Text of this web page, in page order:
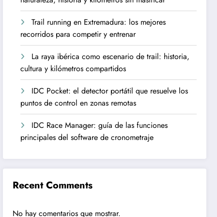
Trail running en Extremadura: los mejores
recorridos para competir y entrenar
La raya ibérica como escenario de trail: historia,
cultura y kilómetros compartidos
IDC Pocket: el detector portátil que resuelve los
puntos de control en zonas remotas
IDC Race Manager: guía de las funciones
principales del software de cronometraje
Recent Comments
No hay comentarios que mostrar.